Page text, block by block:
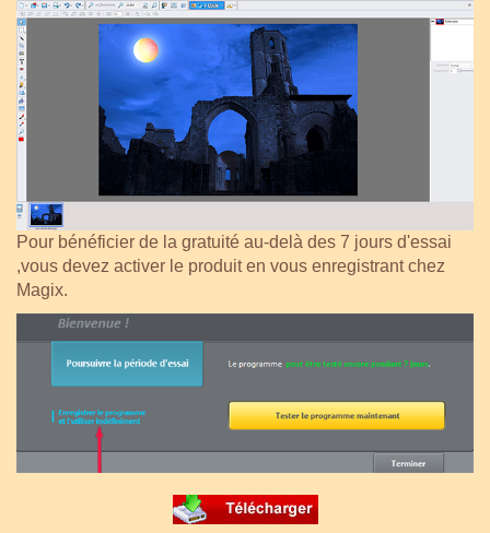
Pour bénéficier de la gratuité au-delà des 7 jours d'essai
,vous devez activer le produit en vous enregistrant chez
Magix.